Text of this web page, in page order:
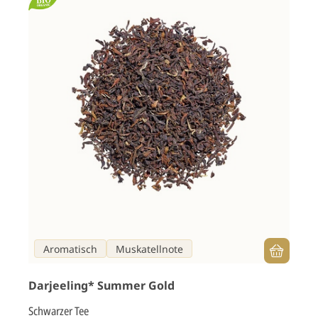
Aromatisch Muskatellnote
Darjeeling* Summer Gold
Schwarzer Tee